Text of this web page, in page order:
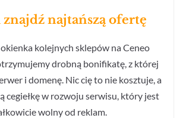
najtańszą ofertę
kolejnych sklepów na Ceneo
drobną bonifikatę, z której
i domenę. Nic cię to nie kosztuje, a
cegiełkę w rozwoju serwisu, który jest
wolny od reklam.